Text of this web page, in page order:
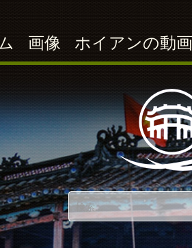
画像 ホイアンの動画